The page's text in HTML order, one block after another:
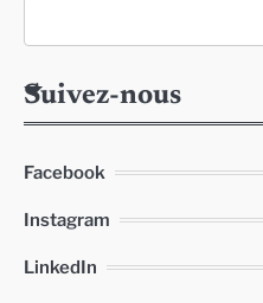
Suivez-nous
Facebook
Instagram
LinkedIn